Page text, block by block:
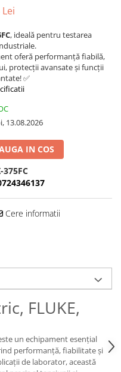
, ideală pentru testarea
oferă performanță fiabilă,
protecții avansate și funcții
✅
13.08.2026
IN COS
375FC
Cere informatii
FLUKE,
un echipament esențial
performanță, fiabilitate și
de laborator, această